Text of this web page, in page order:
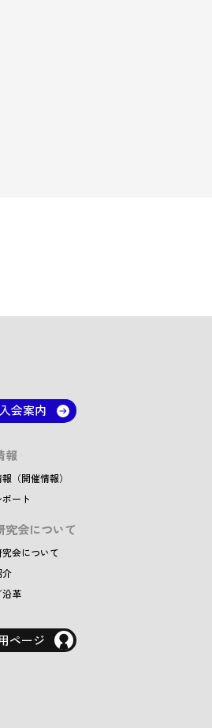
入会案内
報
（開催情報）
ート
究会について
会について
介
沿革
ページ